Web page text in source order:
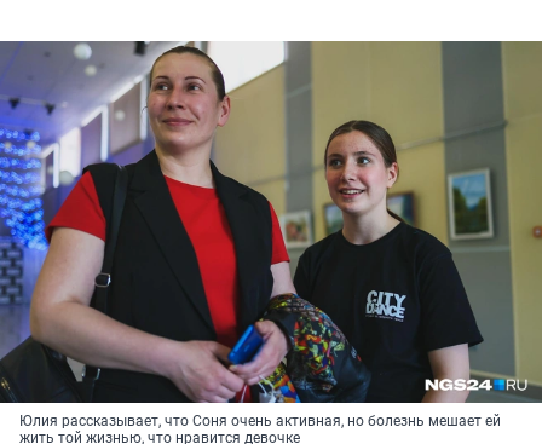
Юлия рассказывает, что Соня очень активная, но болезнь мешает ей
жить той жизнью, что нравится девочке